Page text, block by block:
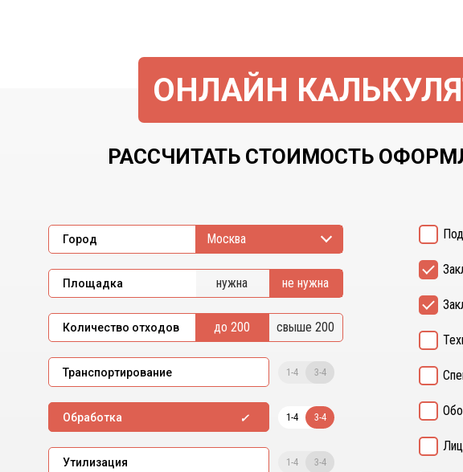
ОНЛАЙН
РАССЧИТАТЬ СТОИМОСТЬ
Город Москва
Площадка нужна не нужна
Количество отходов до 200 свыше 200
Транспортирование 1-4 3-4
Обработка 1-4 3-4
Утилизация 1-4 3-4